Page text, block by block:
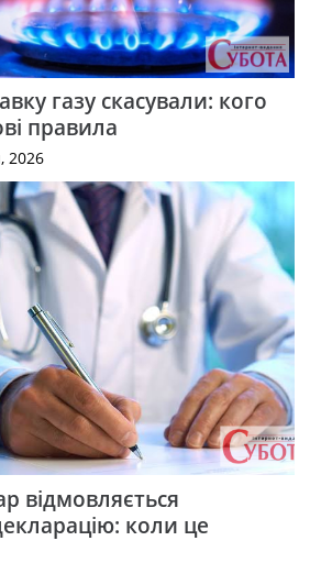
газу скасували: кого
правила
2026
відмовляється
коли це